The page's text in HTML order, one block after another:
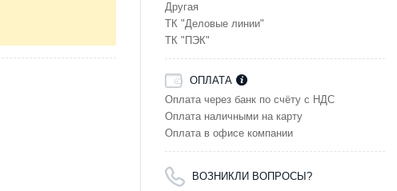
Другая
ТК "Деловые линии"
ТК "ПЭК"
ОПЛАТА
Оплата через банк по счёту с НДС
Оплата наличными на карту
Оплата в офисе компании
ВОЗНИКЛИ ВОПРОСЫ?